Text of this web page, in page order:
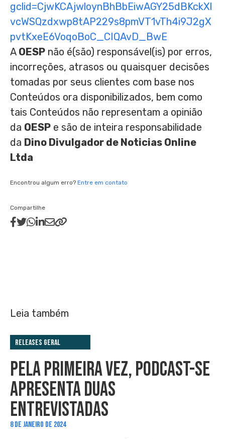
gclid=CjwKCAjwloynBhBbEiwAGY25dBKckXl
vcWSQzdxwp8tAP229s8pmVT1vTh4i9J2gX
pvtKxeE6VoqoBoC_CIQAvD_BwE
A OESP não é(são) responsável(is) por erros,
incorreções, atrasos ou quaisquer decisões
tomadas por seus clientes com base nos
Conteúdos ora disponibilizados, bem como
tais Conteúdos não representam a opinião
da OESP e são de inteira responsabilidade
da Dino Divulgador de Noticias Online
Ltda
Encontrou algum erro? Entre em contato
Compartilhe
Leia também
Releases Geral
PELA PRIMEIRA VEZ, PODCAST-SE
APRESENTA DUAS
ENTREVISTADAS
8 DE JANEIRO DE 2024